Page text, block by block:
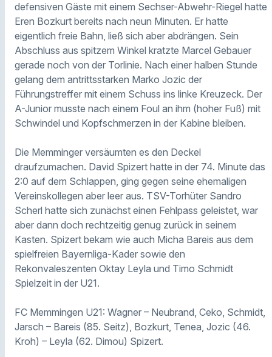
defensiven Gäste mit einem Sechser-Abwehr-Riegel hatte
Eren Bozkurt bereits nach neun Minuten. Er hatte
eigentlich freie Bahn, ließ sich aber abdrängen. Sein
Abschluss aus spitzem Winkel kratzte Marcel Gebauer
gerade noch von der Torlinie. Nach einer halben Stunde
gelang dem antrittsstarken Marko Jozic der
Führungstreffer mit einem Schuss ins linke Kreuzeck. Der
A-Junior musste nach einem Foul an ihm (hoher Fuß) mit
Schwindel und Kopfschmerzen in der Kabine bleiben.
Die Memminger versäumten es den Deckel
draufzumachen. David Spizert hatte in der 74. Minute das
2:0 auf dem Schlappen, ging gegen seine ehemaligen
Vereinskollegen aber leer aus. TSV-Torhüter Sandro
Scherl hatte sich zunächst einen Fehlpass geleistet, war
aber dann doch rechtzeitig genug zurück in seinem
Kasten. Spizert bekam wie auch Micha Bareis aus dem
spielfreien Bayernliga-Kader sowie den
Rekonvaleszenten Oktay Leyla und Timo Schmidt
Spielzeit in der U21.
FC Memmingen U21: Wagner – Neubrand, Ceko, Schmidt,
Jarsch – Bareis (85. Seitz), Bozkurt, Tenea, Jozic (46.
Kroh) – Leyla (62. Dimou) Spizert.